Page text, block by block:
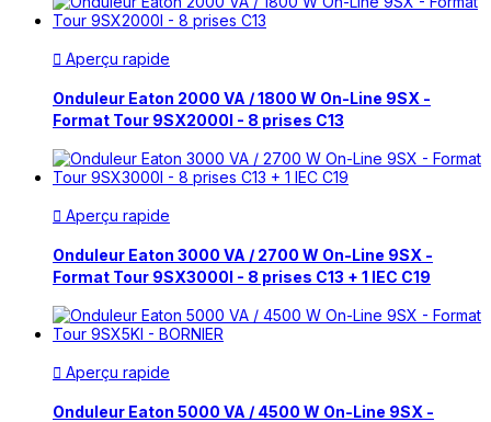
 Aperçu rapide
Onduleur Eaton 2000 VA / 1800 W On-Line 9SX -
Format Tour 9SX2000I - 8 prises C13
 Aperçu rapide
Onduleur Eaton 3000 VA / 2700 W On-Line 9SX -
Format Tour 9SX3000I - 8 prises C13 + 1 IEC C19
 Aperçu rapide
Onduleur Eaton 5000 VA / 4500 W On-Line 9SX -